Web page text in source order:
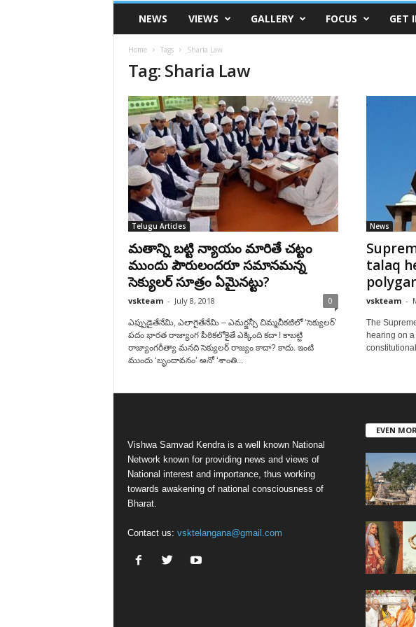
VSK
TelanganaNEWS VIEWS GALLERY FOCUS GET
Home Tags Sharia Law
Tag: Sharia Law
Telugu Articles
మతాన్ని బట్టి న్యాయం మారితే చట్టం
ముందు పౌరులందరూ సమానమన్న
సెక్యులర్‌ సూత్రం ఏమైనట్టు?
vskteam - July 8, 2018 0
ఎప్పుడైతేనేమి, ఎలాగైతేనేమి – ఎమర్జన్సీ చిమ్మచీకటిలో ‘సెక్యులర్‌’
పదం భారత రాజ్యాంగ పీఠికలోకైతే ఎక్కింది కదా ! కాబట్టి
రాజ్యాంగరీత్యా మనది సెక్యులర్‌ రాజ్యం కాదా? కాదు. ఇంటి
ముందు ‘బృందావనం’ అనో ‘శాంతి...
News
talaq
vskteam -
The
hearing on
Vishwa Samvad Kendra is a well known National
Network known for providing news and views of
National interest and importance, thus working
towards awakening of national consciousness of
Bharat.
Contact us: vsktelangana@gmail.com
EVEN